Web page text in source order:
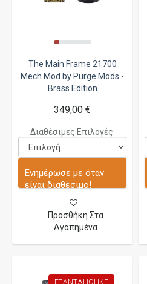
The Main Frame 21700
Mech Mod by Purge Mods -
Brass Edition
349,00 €
Διαθέσιμες Επιλογές:
Ενημέρωσε με όταν
είναι διαθέσιμο!
Προσθήκη Στα
Αγαπημένα